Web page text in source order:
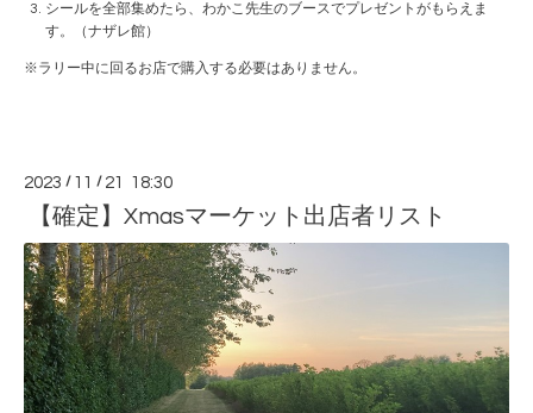
シールを全部集めたら、わかこ先生のブースでプレゼントがもらえま
す。（ナザレ館）
※ラリー中に回るお店で購入する必要はありません。
2023 / 11 / 21 18:30
【確定】Xmasマーケット出店者リスト